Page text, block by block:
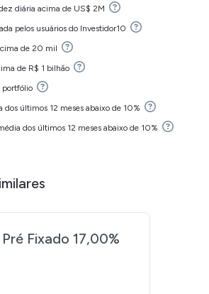
diária acima de US$ 2M
pelos usuários do Investidor10
de 20 mil
de R$ 1 bilhão
portfólio
dos últimos 12 meses abaixo de 10%
dos últimos 12 meses abaixo de 10%
Fixado 17,00%